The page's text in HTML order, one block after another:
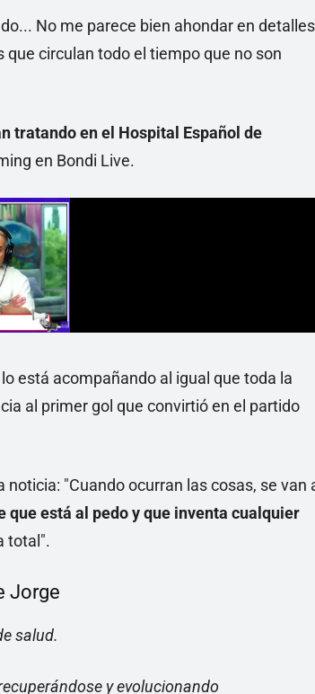
No me parece bien ahondar en detalles
circulan todo el tiempo que no son
tratando en el Hospital Español de
en Bondi Live.
está acompañando al igual que toda la
al primer gol que convirtió en el partido
"Cuando ocurran las cosas, se van
que está al pedo y que inventa cualquier
total".
Jorge
salud.
y evolucionando